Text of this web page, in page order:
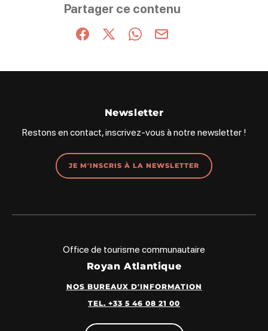
Partager ce contenu
Partager sur Facebook (nouvelle fenêtre)
Partager sur X / Twitter (nouvelle
Partager sur WhatsApp
Partager par mail
Newsletter
Restons en contact, inscrivez-vous à notre newsletter !
JE M'INSCRIS À LA NEWSLETTER
Office de tourisme communautaire
Royan Atlantique
NOS BUREAUX D'INFORMATION
TEL. +33 5 46 08 21 00